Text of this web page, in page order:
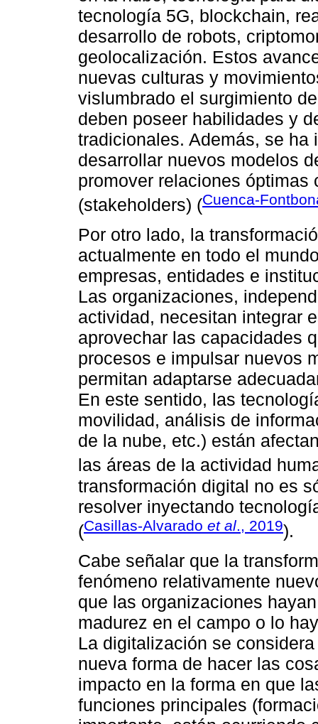
tecnología 5G, blockchain,
desarrollo de robots,
geolocalización. Estos
nuevas culturas y
vislumbrado el surgimiento
deben poseer habilidades y
tradicionales. Además, se ha
desarrollar nuevos modelos
promover relaciones óptimas
(stakeholders) (Cuenca-
Por otro lado, la
actualmente en todo el
empresas, entidades e
Las organizaciones,
actividad, necesitan integrar
aprovechar las capacidades
procesos e impulsar nuevos
permitan adaptarse
En este sentido, las
movilidad, análisis de
de la nube, etc.) están
las áreas de la actividad
transformación digital no es
resolver inyectando
(Casillas-Alvarado et al., 2019).
Cabe señalar que la
fenómeno relativamente
que las organizaciones
madurez en el campo o lo
La digitalización se
nueva forma de hacer las
impacto en la forma en que
funciones principales